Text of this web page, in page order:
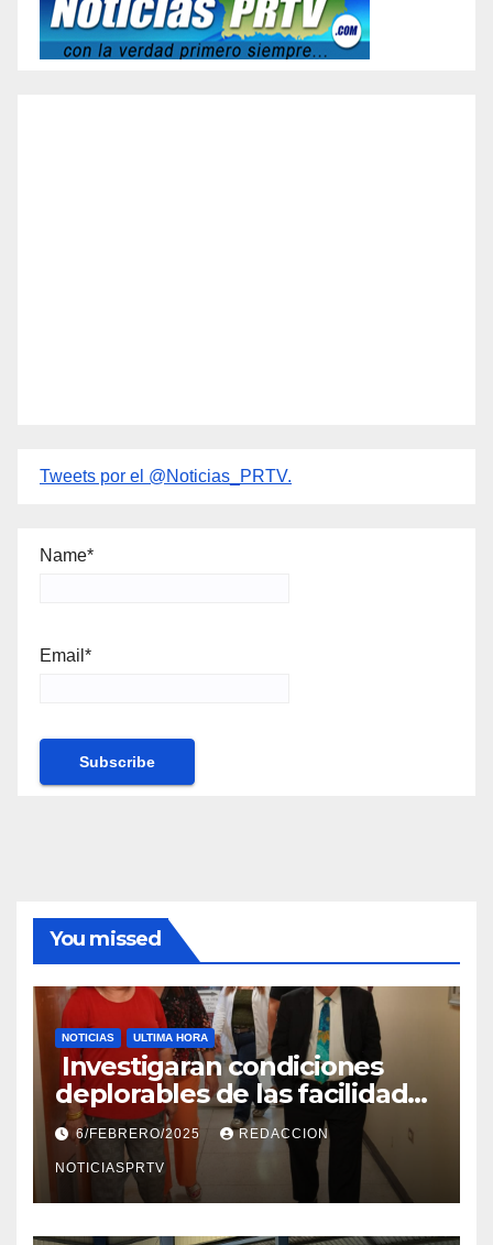
Tweets por el @Noticias_PRTV.
Name*
Email*
You missed
NOTICIAS ULTIMA HORA
Investigaran condiciones
deplorables de las facilidades
el Departamento de la Salud
en Mayagüez
6/FEBRERO/2025 REDACCION
NOTICIASPRTV